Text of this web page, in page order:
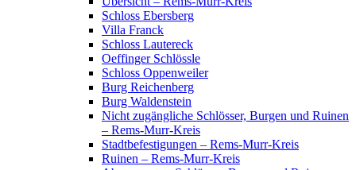
Schloss Ebersberg
Villa Franck
Schloss Lautereck
Oeffinger Schlössle
Schloss Oppenweiler
Burg Reichenberg
Burg Waldenstein
Nicht zugängliche Schlösser, Burgen und Ruinen
– Rems-Murr-Kreis
Stadtbefestigungen – Rems-Murr-Kreis
Ruinen – Rems-Murr-Kreis